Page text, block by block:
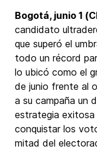
Bogotá, junio 1
candidato
que superó el
todo un récord
lo ubicó como el
de junio frente al
a su campaña un
estrategia exitosa
conquistar los
mitad del